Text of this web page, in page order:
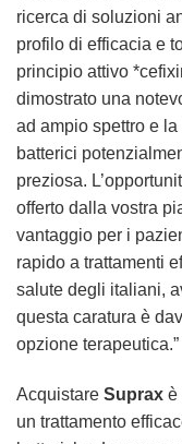
ricerca di soluzioni
profilo di efficacia e
principio attivo
dimostrato una
ad ampio spettro e
batterici
preziosa.
offerto dalla vostra
vantaggio per i
rapido a trattamenti
salute degli italiani,
questa caratura è
opzione terapeutica.”
Acquistare Suprax è
un trattamento